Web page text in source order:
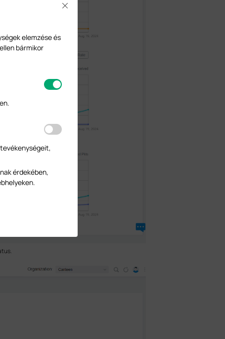
elemzése és
bármikor
érdekében,
Close